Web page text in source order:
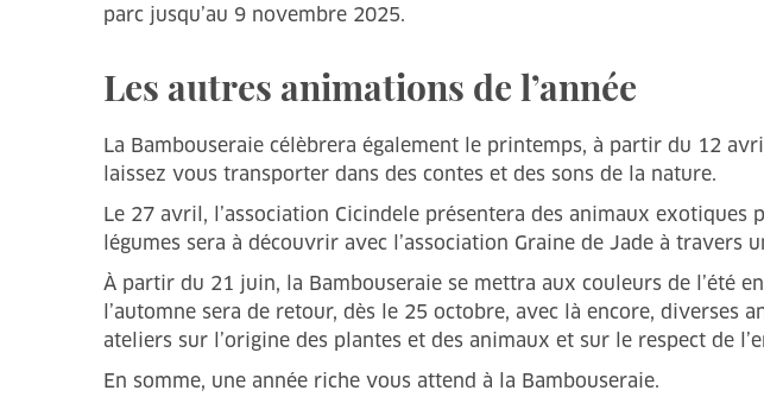
parc jusqu’au 9 novembre 2025.
Les autres animations de l’année
La Bambouseraie célèbrera également le printemps, à partir du 12
laissez vous transporter dans des contes et des sons de la nature.
Le 27 avril, l’association Cicindele présentera des animaux
légumes sera à découvrir avec l’association Graine de Jade à travers
À partir du 21 juin, la Bambouseraie se mettra aux couleurs de l’été
l’automne sera de retour, dès le 25 octobre, avec là encore,
ateliers sur l’origine des plantes et des animaux et sur le respect de
En somme, une année riche vous attend à la Bambouseraie.